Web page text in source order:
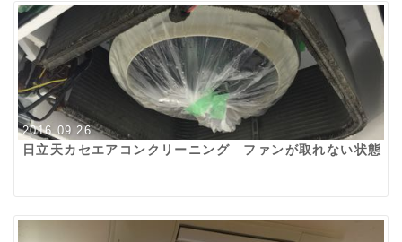
2016.09.26
日立天カセエアコンクリーニング ファンが取れない状態